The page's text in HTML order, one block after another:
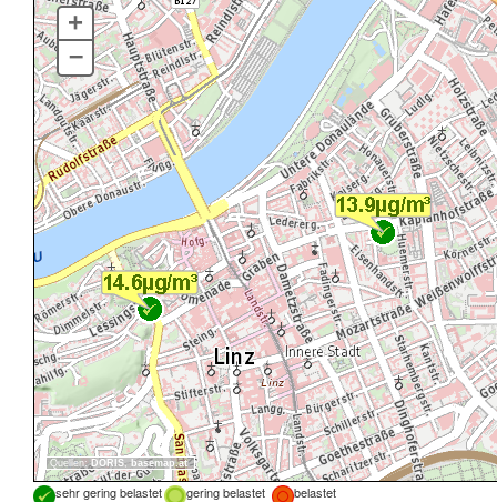
Quellen:DORIS, basemap.at
+
–
sehr gering belastet gering belastet
belastet